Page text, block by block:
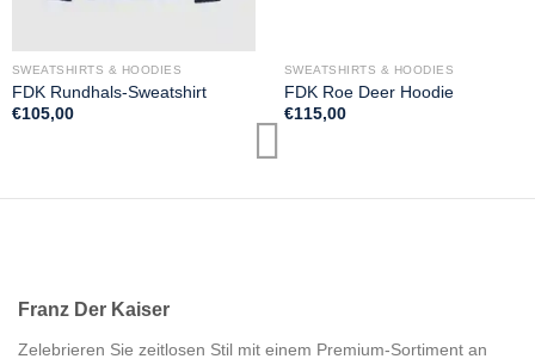
SWEATSHIRTS & HOODIES
FDK Rundhals-Sweatshirt
€105,00
SWEATSHIRTS & HOODIES
FDK Roe Deer Hoodie
€115,00
Franz Der Kaiser
Zelebrieren Sie zeitlosen Stil mit einem Premium-Sortiment an